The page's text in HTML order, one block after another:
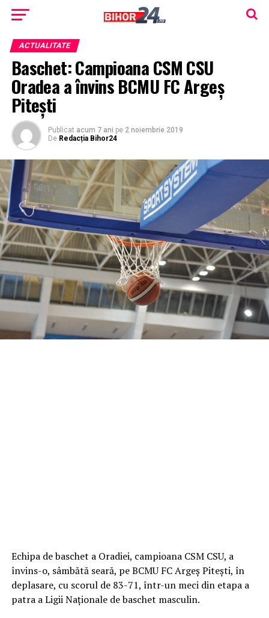
ACTUALITATE
Baschet: Campioana CSM CSU
Oradea a învins BCMU FC Argeș
Pitești
Publicat acum 7 ani pe 2 noiembrie 2019
De Redacția Bihor24
Echipa de baschet a Oradiei, campioana CSM CSU, a
învins-o, sâmbătă seară, pe BCMU FC Argeş Piteşti, în
deplasare, cu scorul de 83-71, într-un meci din etapa a
patra a Ligii Naţionale de baschet masculin.